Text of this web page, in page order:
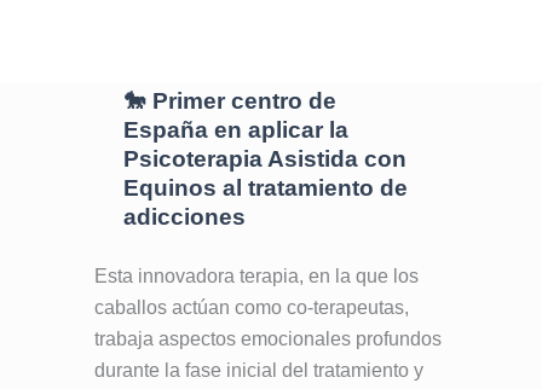
🐎 Primer centro de
España en aplicar la
Psicoterapia Asistida con
Equinos al tratamiento de
adicciones
Esta innovadora terapia, en la que los
caballos actúan como co-terapeutas,
trabaja aspectos emocionales profundos
durante la fase inicial del tratamiento y